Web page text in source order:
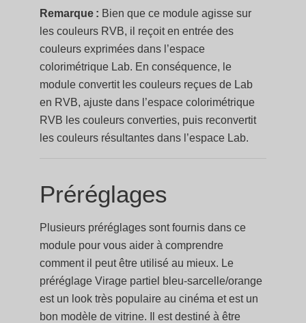
Remarque : Bien que ce module agisse sur
les couleurs RVB, il reçoit en entrée des
couleurs exprimées dans l’espace
colorimétrique Lab. En conséquence, le
module convertit les couleurs reçues de Lab
en RVB, ajuste dans l’espace colorimétrique
RVB les couleurs converties, puis reconvertit
les couleurs résultantes dans l’espace Lab.
Préréglages
Plusieurs préréglages sont fournis dans ce
module pour vous aider à comprendre
comment il peut être utilisé au mieux. Le
préréglage Virage partiel bleu-sarcelle/orange
est un look très populaire au cinéma et est un
bon modèle de vitrine. Il est destiné à être